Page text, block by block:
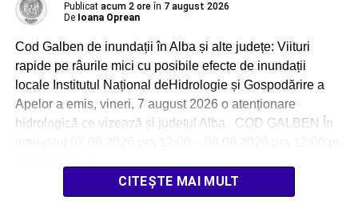
Publicat acum 2 ore în 7 august 2026
De Ioana Oprean
Cod Galben de inundații în Alba și alte județe: Viituri
rapide pe râurile mici cu posibile efecte de inundații
locale Institutul Național deHidrologie și Gospodărire a
Apelor a emis, vineri, 7 august 2026 o atenționare
hidrologică ce vizează și județul Alba. COD GALBEN În
CITEȘTE MAI MULT